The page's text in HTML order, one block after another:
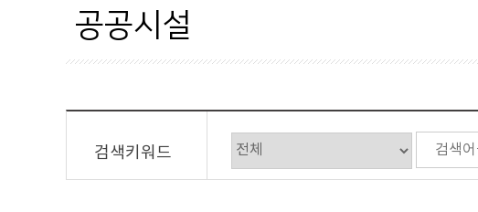
시대별
이용안내
보건복지
교육과학
해양
공공시설
공공시설
검색키워드